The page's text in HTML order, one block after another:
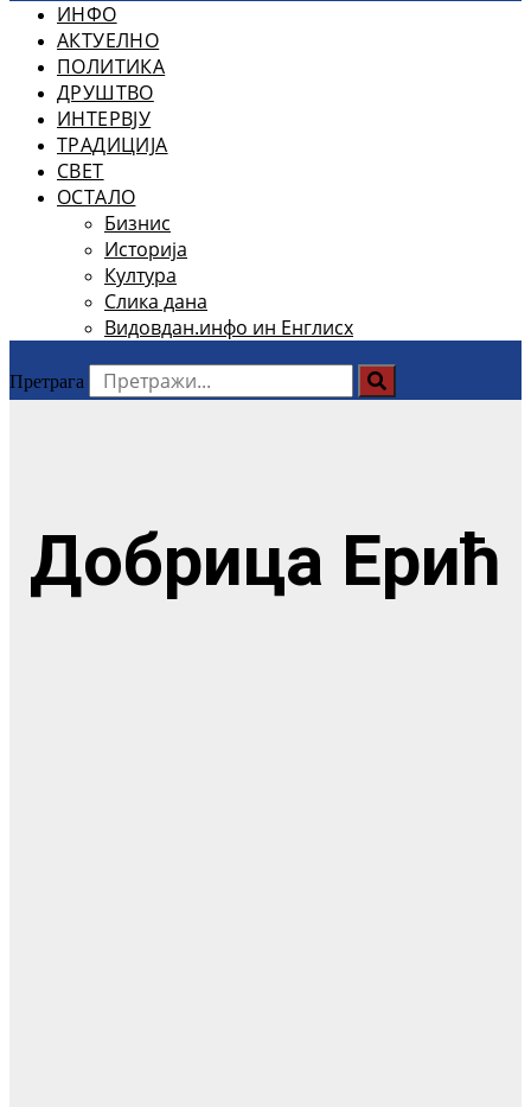
ИНФО
АКТУЕЛНО
ПОЛИТИКА
ДРУШТВО
ИНТЕРВЈУ
ТРАДИЦИЈА
СВЕТ
ОСТАЛО
Бизнис
Историја
Култура
Слика дана
Видовдан.инфо ин Енглисх
Претрага
Добрица Ерић